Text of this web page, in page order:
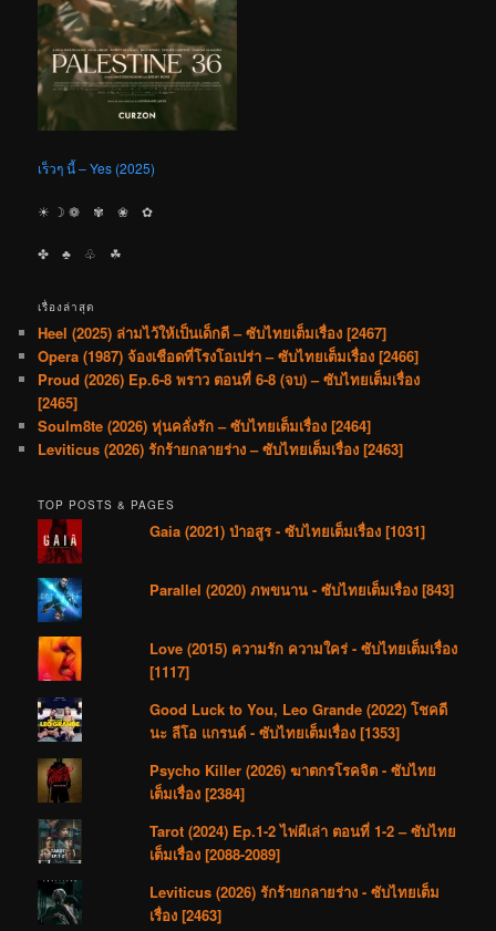
เร็วๆ นี้ – Yes (2025)
☀︎ ☽ ❁ ✾ ❀ ✿
✤ ♣︎ ♧ ☘︎
เรื่องล่าสุด
Heel (2025) ล่ามไว้ให้เป็นเด็กดี – ซับไทยเต็มเรื่อง [2467]
Opera (1987) จ้องเชือดที่โรงโอเปร่า – ซับไทยเต็มเรื่อง [2466]
Proud (2026) Ep.6-8 พราว ตอนที่ 6-8 (จบ) – ซับไทยเต็มเรื่อง
[2465]
Soulm8te (2026) หุ่นคลั่งรัก – ซับไทยเต็มเรื่อง [2464]
Leviticus (2026) รักร้ายกลายร่าง – ซับไทยเต็มเรื่อง [2463]
TOP POSTS & PAGES
Gaia (2021) ป่าอสูร - ซับไทยเต็มเรื่อง [1031]
Parallel (2020) ภพขนาน - ซับไทยเต็มเรื่อง [843]
Love (2015) ความรัก ความใคร่ - ซับไทยเต็มเรื่อง
[1117]
Good Luck to You, Leo Grande (2022) โชคดี
นะ ลีโอ แกรนด์ - ซับไทยเต็มเรื่อง [1353]
Psycho Killer (2026) ฆาตกรโรคจิต - ซับไทย
เต็มเรื่อง [2384]
Tarot (2024) Ep.1-2 ไพ่ผีเล่า ตอนที่ 1-2 – ซับไทย
เต็มเรื่อง [2088-2089]
Leviticus (2026) รักร้ายกลายร่าง - ซับไทยเต็ม
เรื่อง [2463]